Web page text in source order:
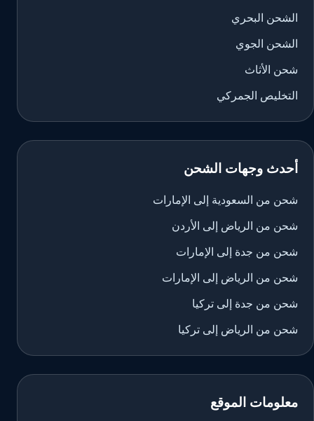
الشحن البحري
الشحن الجوي
شحن الأثاث
التخليص الجمركي
أحدث وجهات الشحن
شحن من السعودية إلى الإمارات
شحن من الرياض إلى الأردن
شحن من جدة إلى الإمارات
شحن من الرياض إلى الإمارات
شحن من جدة إلى تركيا
شحن من الرياض إلى تركيا
معلومات الموقع